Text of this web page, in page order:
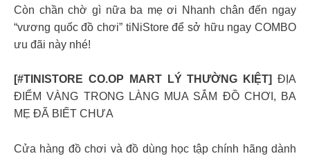
Còn chần chờ gì nữa ba mẹ ơi Nhanh chân đến ngay
“vương quốc đồ chơi” tiNiStore để sở hữu ngay COMBO
ưu đãi này nhé!
[#TINISTORE CO.OP MART LÝ THƯỜNG KIỆT] ĐỊA
ĐIỂM VÀNG TRONG LÀNG MUA SẮM ĐỒ CHƠI, BA
MẸ ĐÃ BIẾT CHƯA
Cửa hàng đồ chơi và đồ dùng học tập chính hãng dành